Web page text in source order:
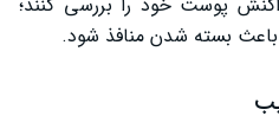
بسته شدن منافذ شود.